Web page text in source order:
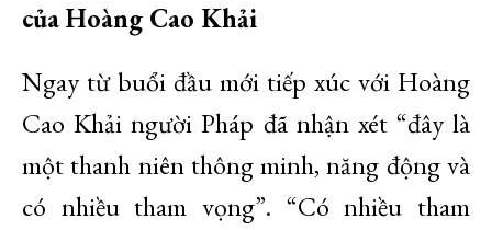
của Hoàng Cao Khải
Ngay từ buổi đầu mới tiếp xúc với Hoàng
Cao Khải người Pháp đã nhận xét “đây là
một thanh niên thông minh, năng động và
có nhiều tham vọng”. “Có nhiều tham